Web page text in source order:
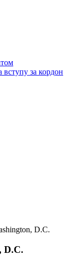
вступу за кордон
D.C.
D.C.